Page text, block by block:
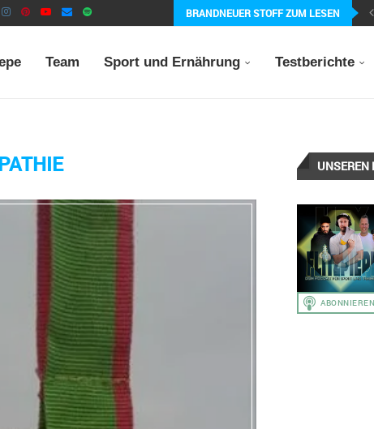
BRANDNEUER STOFF ZUM LESEN
Team Sport und Ernährung Testberichte
UNSEREN